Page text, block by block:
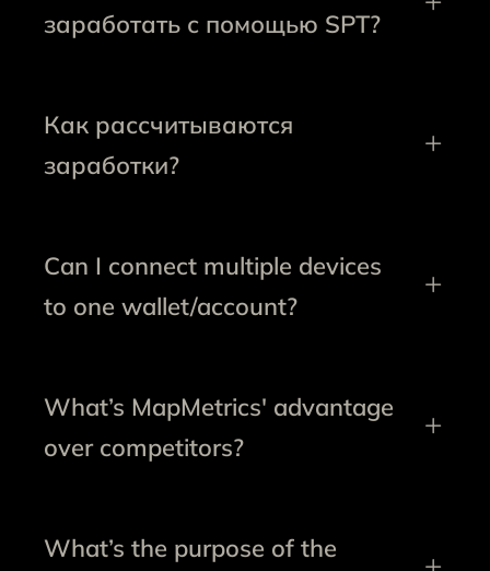
заработать с помощью SPT?
Как рассчитываются
заработки?
Can I connect multiple devices
to one wallet/account?
What’s MapMetrics' advantage
over competitors?
What’s the purpose of the